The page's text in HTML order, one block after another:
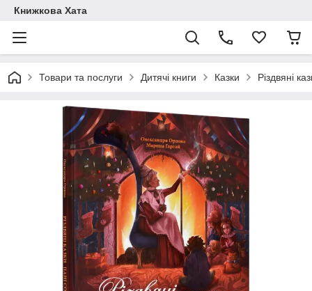
Книжкова Хата
Товари та послуги Дитячі книги Казки Різдвяні